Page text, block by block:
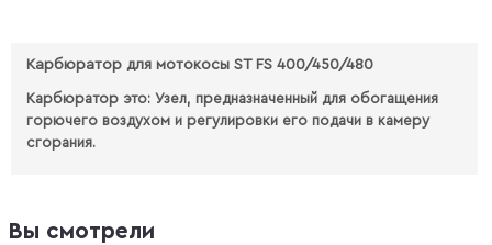
Карбюратор для мотокосы ST FS 400/450/480
Карбюратор это: Узел, предназначенный для обогащения
горючего воздухом и регулировки его подачи в камеру
сгорания.
Вы смотрели